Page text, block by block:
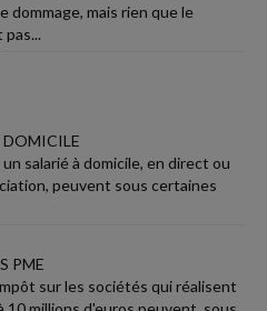
mais rien que le
salarié à domicile, en direct ou
peuvent sous certaines
PME
sur les sociétés qui réalisent